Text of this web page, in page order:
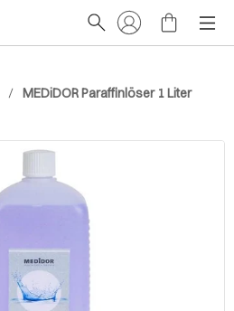
MEDiDOR Paraffinlöser 1 Liter